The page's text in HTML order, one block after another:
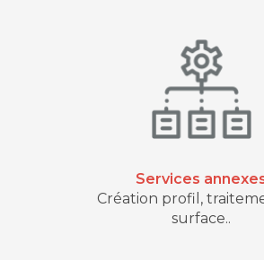
Services
Création profil,
surface..